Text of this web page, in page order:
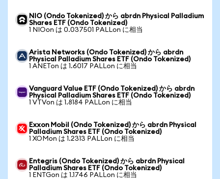
NIO (Ondo Tokenized) から abrdn Physical Palladium
Shares ETF (Ondo Tokenized)
1 NIOon は 0.037501 PALLon に相当
Arista Networks (Ondo Tokenized) から abrdn
Physical Palladium Shares ETF (Ondo Tokenized)
1 ANETon は 1.6017 PALLon に相当
Vanguard Value ETF (Ondo Tokenized) から abrdn
Physical Palladium Shares ETF (Ondo Tokenized)
1 VTVon は 1.8184 PALLon に相当
Exxon Mobil (Ondo Tokenized) から abrdn Physical
Palladium Shares ETF (Ondo Tokenized)
1 XOMon は 1.2313 PALLon に相当
Entegris (Ondo Tokenized) から abrdn Physical
Palladium Shares ETF (Ondo Tokenized)
1 ENTGon は 1.1746 PALLon に相当